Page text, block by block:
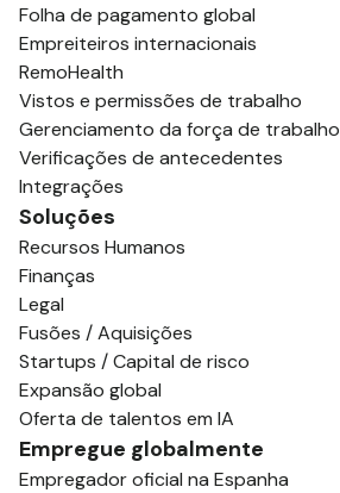
Folha de pagamento global
Empreiteiros internacionais
RemoHealth
Vistos e permissões de trabalho
Gerenciamento da força de trabalho
Verificações de antecedentes
Integrações
Soluções
Recursos Humanos
Finanças
Legal
Fusões / Aquisições
Startups / Capital de risco
Expansão global
Oferta de talentos em IA
Empregue globalmente
Empregador oficial na Espanha